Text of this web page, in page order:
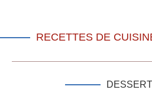
RECETTES DE